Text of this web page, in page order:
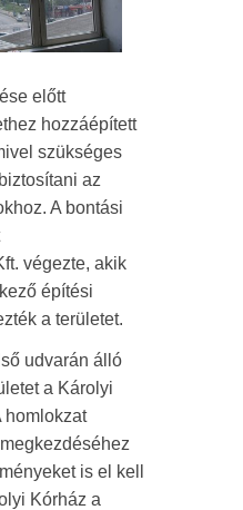
előtt
hozzáépített
szükséges
az
A bontási
végezte, akik
építési
a területet.
udvarán álló
a Károlyi
homlokzat
is el kell
Kórház a